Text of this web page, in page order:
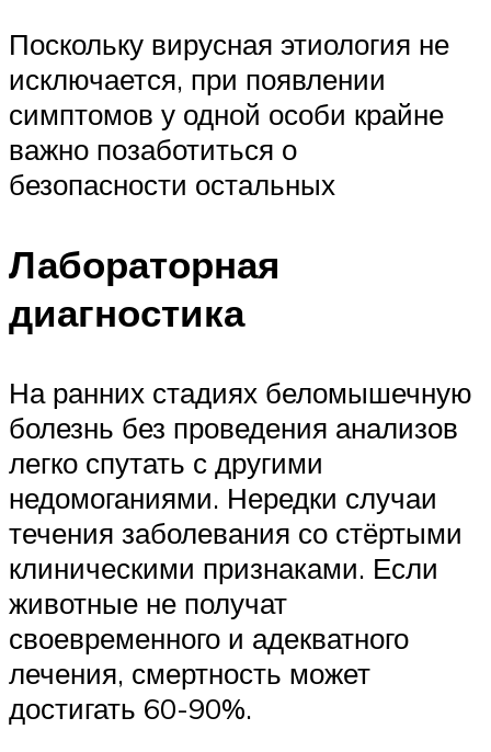
Поскольку вирусная этиология не
исключается, при появлении
симптомов у одной особи крайне
важно позаботиться о
безопасности остальных
Лабораторная
диагностика
На ранних стадиях беломышечную
болезнь без проведения анализов
легко спутать с другими
недомоганиями. Нередки случаи
течения заболевания со стёртыми
клиническими признаками. Если
животные не получат
своевременного и адекватного
лечения, смертность может
достигать 60-90%.